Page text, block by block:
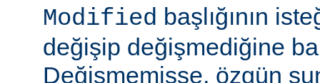
Modified başlığının
değişip değişmediğine
Değişmemişse, özgün